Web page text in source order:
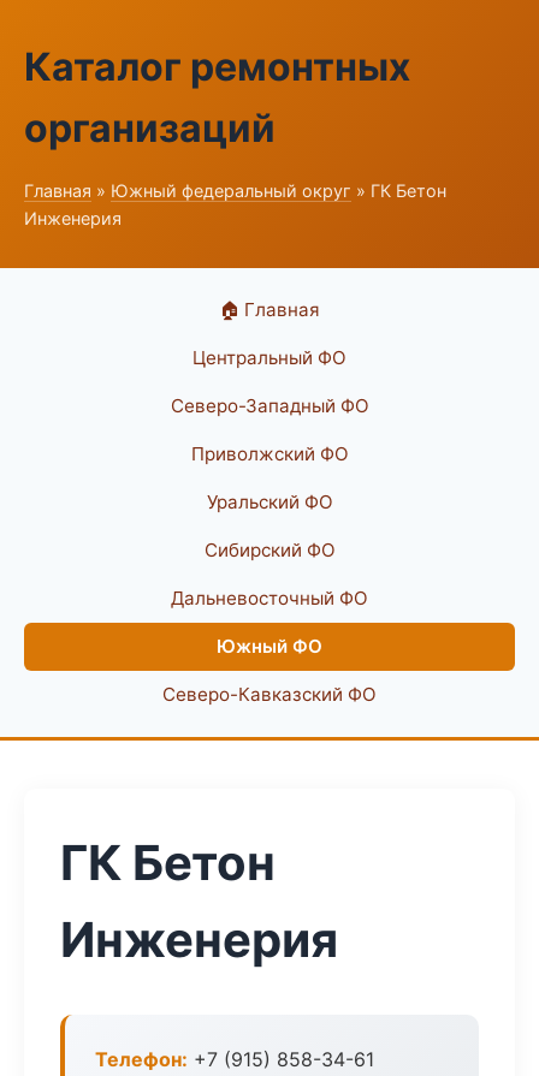
Каталог ремонтных
организаций
Главная » Южный федеральный округ » ГК Бетон
Инженерия
🏠 Главная
Центральный ФО
Северо-Западный ФО
Приволжский ФО
Уральский ФО
Сибирский ФО
Дальневосточный ФО
Южный ФО
Северо-Кавказский ФО
ГК Бетон
Инженерия
Телефон: +7 (915) 858-34-61